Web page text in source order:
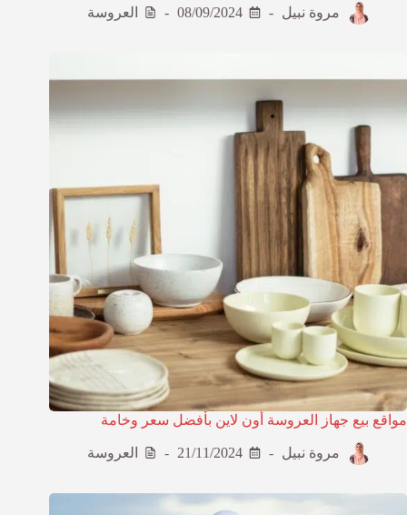
مروة نبيل 08/09/2024 العروسة
مواقع بيع جهاز العروسة أون لاين بأفضل سعر وخامة
مروة نبيل 21/11/2024 العروسة